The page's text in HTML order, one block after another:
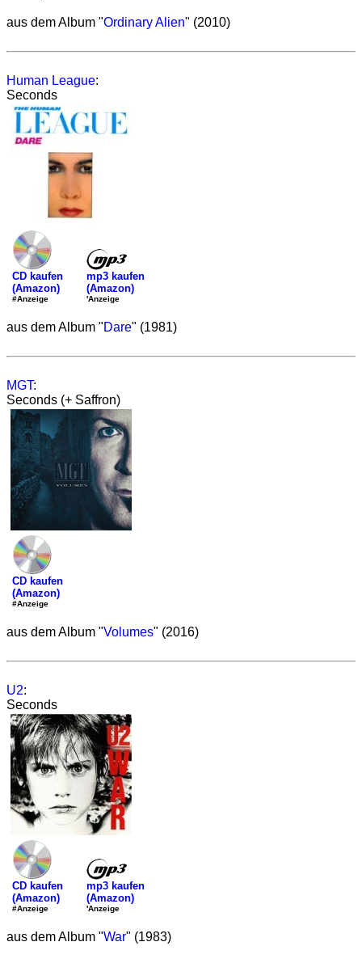
aus dem Album "Ordinary Alien" (2010)
Human League:
Seconds
CD kaufen
(Amazon)
#Anzeige
mp3 kaufen
(Amazon)
'Anzeige
aus dem Album "Dare" (1981)
MGT:
Seconds (+ Saffron)
CD kaufen
(Amazon)
#Anzeige
aus dem Album "Volumes" (2016)
U2:
Seconds
CD kaufen
(Amazon)
#Anzeige
mp3 kaufen
(Amazon)
'Anzeige
aus dem Album "War" (1983)